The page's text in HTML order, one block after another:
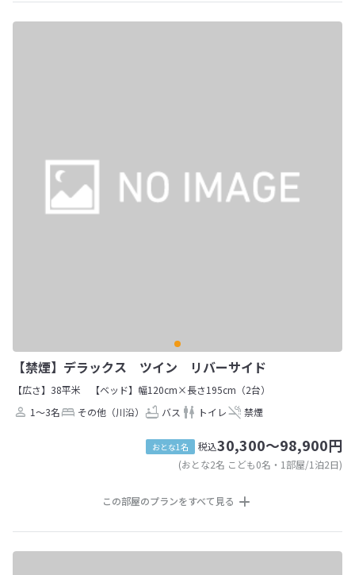
【禁煙】デラックス ツイン リバーサイド
【広さ】38平米
【ベッド】幅120cm×長さ195cm（2台）
1～3名
その他（川沿） バス トイレ 禁煙
おとな1名 税込30,300～98,900円
(おとな2名 こども0名・1部屋/1泊2日)
この部屋のプランをすべて見る